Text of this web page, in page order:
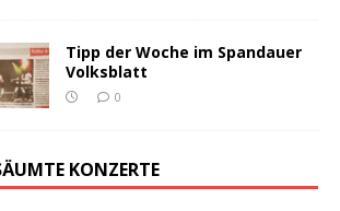
Tipp der Woche im Spandauer
Volksblatt
0
KONZERTE